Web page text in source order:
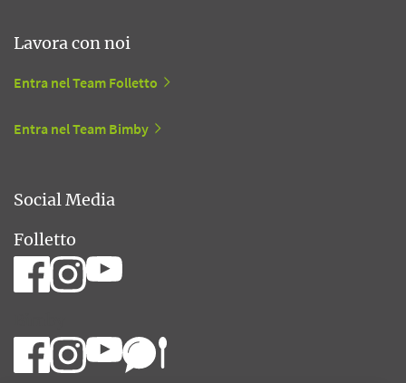
Lavora con noi
Entra nel Team Folletto
Entra nel Team Bimby
Social Media
Folletto